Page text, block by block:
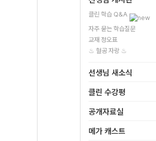
클린 학습 Q&A
자주 묻는 학습질문
교재 정오표
♨ 혈공 자랑 ♨
선생님 새소식
클린 수강평
공개자료실
메가 캐스트